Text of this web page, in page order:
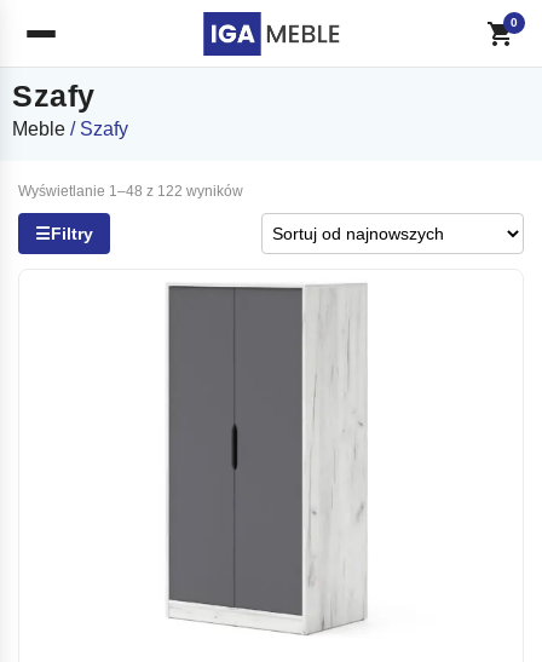
Szafy
Meble / Szafy
Wyświetlanie 1–48 z 122 wynikówPosortowane
według
najnowszych
☰Filtry
0